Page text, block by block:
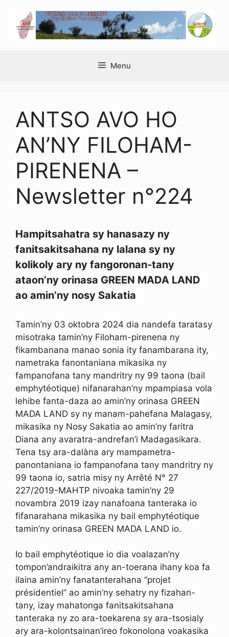
contenu
Menu
ANTSO AVO HO
AN’NY FILOHAM-
PIRENENA –
Newsletter n°224
Hampitsahatra sy hanasazy ny
fanitsakitsahana ny lalana sy ny
kolikoly ary ny fangoronan-tany
ataon’ny orinasa GREEN MADA LAND
ao amin’ny nosy Sakatia
Tamin’ny 03 oktobra 2024 dia nandefa taratasy
misotraka tamin’ny Filoham-pirenena ny
fikambanana manao sonia ity fanambarana ity,
nametraka fanontaniana mikasika ny
fampanofana tany mandritry ny 99 taona (bail
emphytéotique) nifanarahan’ny mpampiasa vola
lehibe fanta-daza ao amin’ny orinasa GREEN
MADA LAND sy ny manam-pahefana Malagasy,
mikasika ny Nosy Sakatia ao amin’ny faritra
Diana any avaratra-andrefan’i Madagasikara.
Tena tsy ara-dalàna ary mampametra-
panontaniana io fampanofana tany mandritry ny
99 taona io, satria misy ny Arrêté N° 27
227/2019-MAHTP nivoaka tamin’ny 29
novambra 2019 izay nanafoana tanteraka io
fifanarahana mikasika ny bail emphytéotique
tamin’ny orinasa GREEN MADA LAND io.
Io bail emphytéotique io dia voalazan’ny
tompon’andraikitra any an-toerana ihany koa fa
ilaina amin’ny fanatanterahana “projet
présidentiel” ao amin’ny sehatry ny fizahan-
tany, izay mahatonga fanitsakitsahana
tanteraka ny zo ara-toekarena sy ara-tsosialy
ary ara-kolontsainan’ireo fokonolona voakasika